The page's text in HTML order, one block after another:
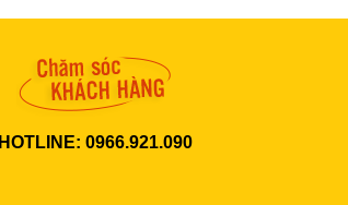
HOTLINE: 0966.921.090